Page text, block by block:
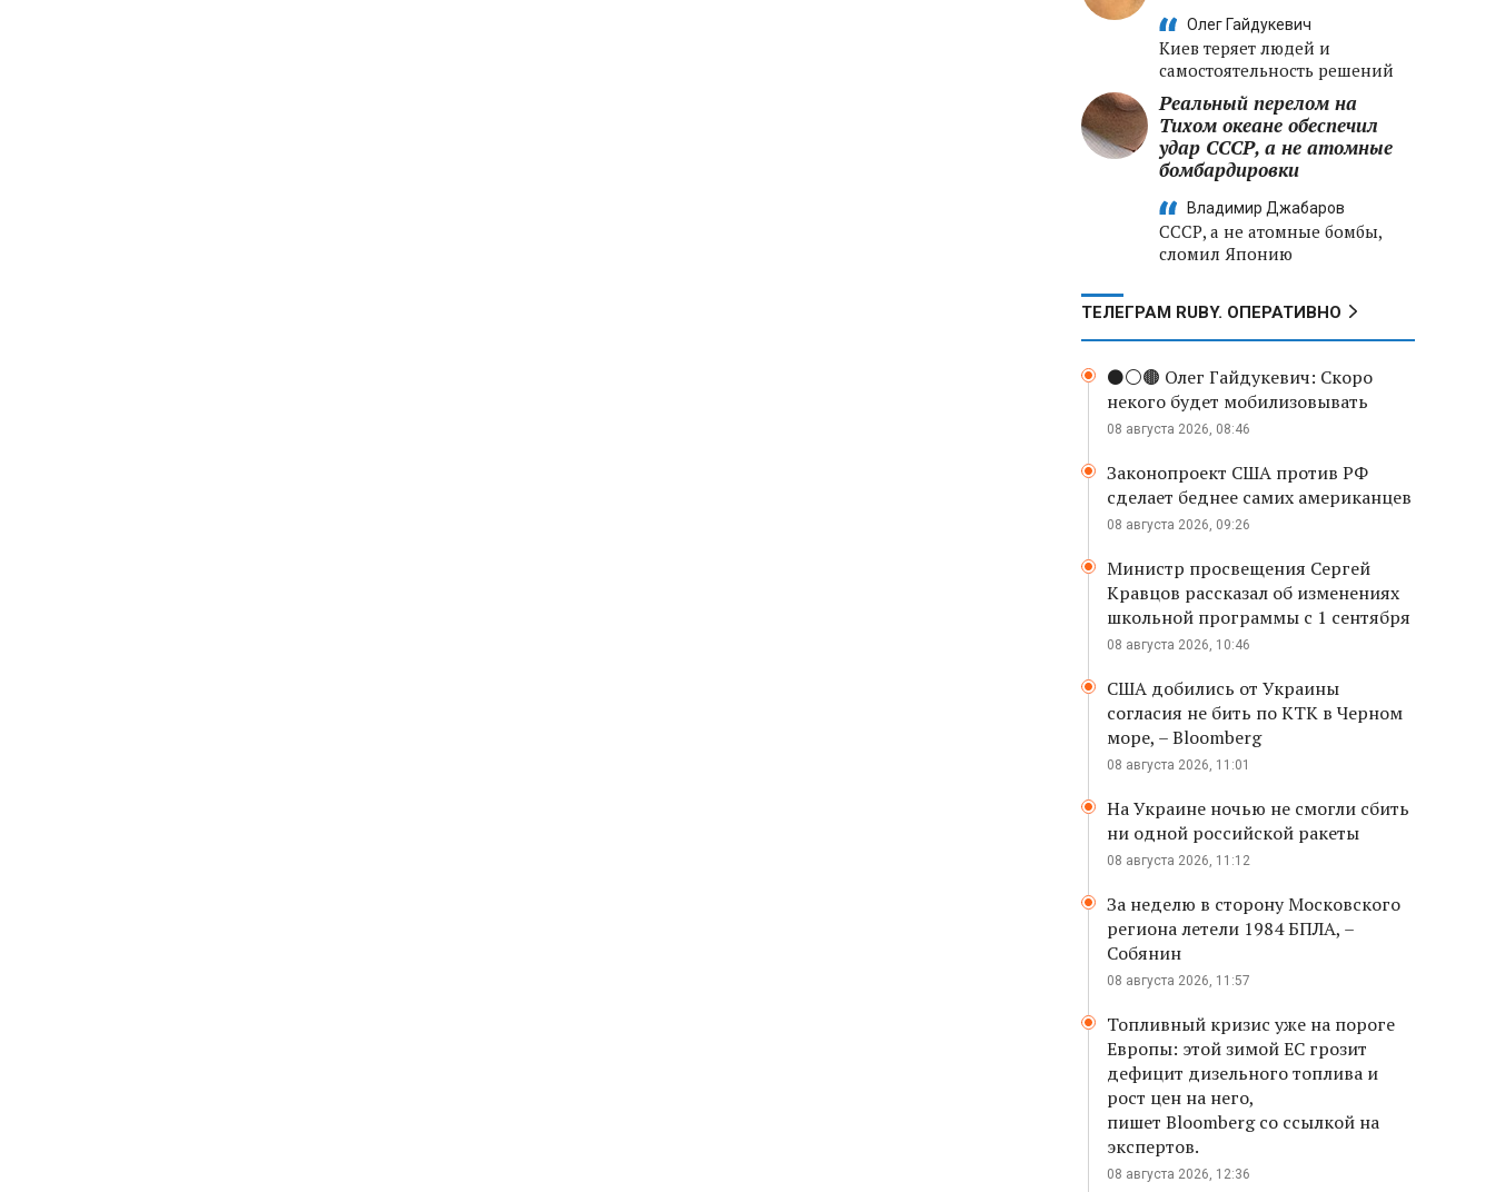
Олег Гайдукевич
Киев теряет людей и
самостоятельность решений
Реальный перелом на
Тихом океане обеспечил
удар СССР, а не атомные
бомбардировки
Владимир Джабаров
СССР, а не атомные бомбы,
сломил Японию
ТЕЛЕГРАМ RUBY. ОПЕРАТИВНО
⚫️⚪️🟤 Олег Гайдукевич: Скоро
некого будет мобилизовывать
08 августа 2026, 08:46
Законопроект США против РФ
сделает беднее самих американцев
08 августа 2026, 09:26
Министр просвещения Сергей
Кравцов рассказал об изменениях
школьной программы с 1 сентября
08 августа 2026, 10:46
США добились от Украины
согласия не бить по КТК в Черном
море, – Bloomberg
08 августа 2026, 11:01
На Украине ночью не смогли сбить
ни одной российской ракеты
08 августа 2026, 11:12
За неделю в сторону Московского
региона летели 1984 БПЛА, –
Собянин
08 августа 2026, 11:57
Топливный кризис уже на пороге
Европы: этой зимой ЕС грозит
дефицит дизельного топлива и
рост цен на него,
пишет Bloomberg со ссылкой на
экспертов.
08 августа 2026, 12:36